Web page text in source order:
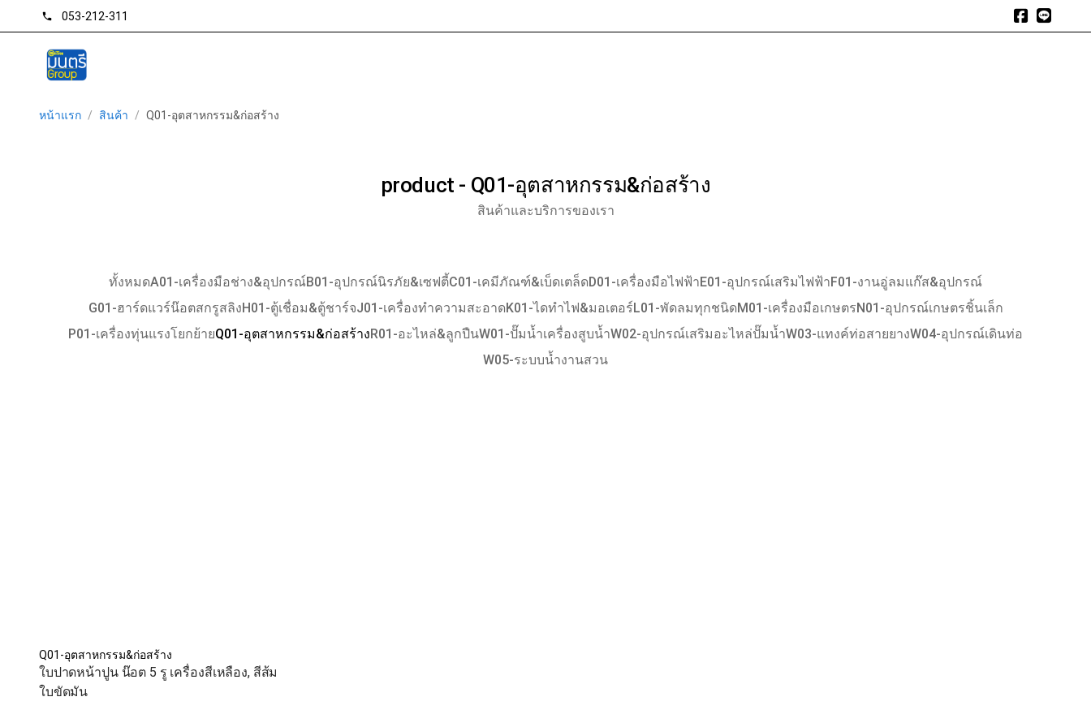
phone 053-212-311
หน้าแรก / สินค้า / Q01-อุตสาหกรรม&ก่อสร้าง
product - Q01-อุตสาหกรรม&ก่อสร้าง
สินค้าและบริการของเรา
ทั้งหมดA01-เครื่องมือช่าง&อุปกรณ์B01-อุปกรณ์นิรภัย&เซฟตี้C01-เคมีภัณฑ์&เบ็ดเตล็ดD01-เครื่องมือไฟฟ้าE01-อุปกรณ์เสริมไฟฟ้าF01-งานอู่ลมแก๊ส&อุปกรณ์
G01-ฮาร์ดแวร์น๊อตสกรูสลิงH01-ตู้เชื่อม&ตู้ชาร์จJ01-เครื่องทำความสะอาดK01-ไดทำไฟ&มอเตอร์L01-พัดลมทุกชนิดM01-เครื่องมือเกษตรN01-อุปกรณ์เกษตรชิ้นเล็ก
P01-เครื่องทุ่นแรงโยกย้ายQ01-อุตสาหกรรม&ก่อสร้างR01-อะไหล่&ลูกปืนW01-ปั๊มน้ำเครื่องสูบน้ำW02-อุปกรณ์เสริมอะไหล่ปั๊มน้ำW03-แทงค์ท่อสายยางW04-อุปกรณ์เดินท่อ
W05-ระบบน้ำงานสวน
Q01-อุตสาหกรรม&ก่อสร้าง
ใบปาดหน้าปูน น๊อต 5 รู เครื่องสีเหลือง, สีส้ม
ใบขัดมัน